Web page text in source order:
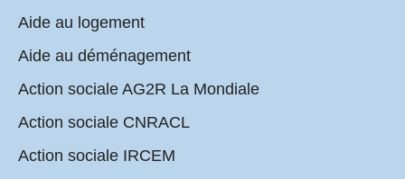
Aide au logement
Aide au déménagement
Action sociale AG2R La Mondiale
Action sociale CNRACL
Action sociale IRCEM